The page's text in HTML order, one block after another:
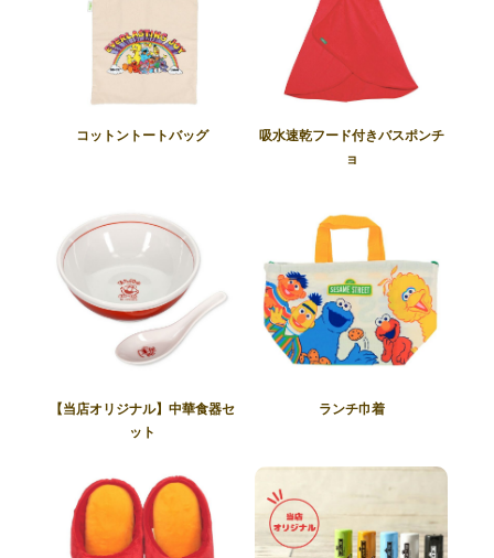
コットントートバッグ
吸水速乾フード付きバスポンチ
ョ
【当店オリジナル】中華食器セ
ット
ランチ巾着